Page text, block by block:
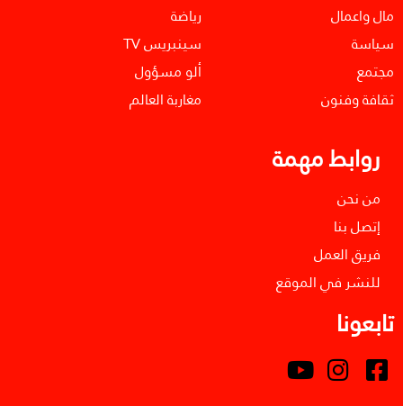
مال واعمال
سياسة
مجتمع
ثقافة وفنون
رياضة
سينبريس TV
ألو مسؤول
مغاربة العالم
روابط مهمة
من نحن
إتصل بنا
فريق العمل
للنشر في الموقع
تابعونا